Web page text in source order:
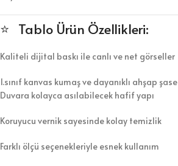
⭐ Tablo Ürün Özellikleri:
Kaliteli dijital baskı ile canlı ve net görseller
1.sınıf kanvas kumaş ve dayanıklı ahşap şase
Duvara kolayca asılabilecek hafif yapı
Koruyucu vernik sayesinde kolay temizlik
Farklı ölçü seçenekleriyle esnek kullanım